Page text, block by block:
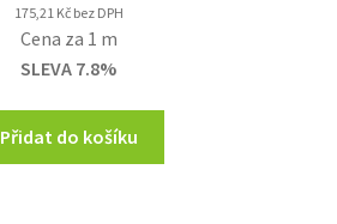
price
was:
230,00 Kč.
175,21 Kčbez DPH
Cena za 1 m
SLEVA 7.8%
Přidat do košíku